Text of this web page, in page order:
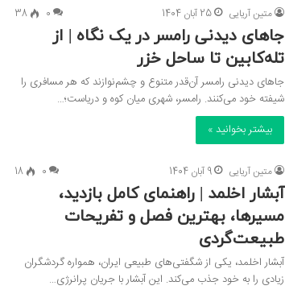
متین آریایی 25 آبان 1404 0
38
جاهای دیدنی رامسر در یک نگاه | از
تله‌کابین تا ساحل خزر
جاهای دیدنی رامسر آن‌قدر متنوع و چشم‌نوازند که هر مسافری را
شیفته خود می‌کنند. رامسر، شهری میان کوه و دریاست؛…
بیشتر بخوانید »
متین آریایی 9 آبان 1404 0
18
آبشار اخلمد | راهنمای کامل بازدید،
مسیرها، بهترین فصل و تفریحات
طبیعت‌گردی
آبشار اخلمد، یکی از شگفتی‌های طبیعی ایران، همواره گردشگران
زیادی را به خود جذب می‌کند. این آبشار با جریان پرانرژی…